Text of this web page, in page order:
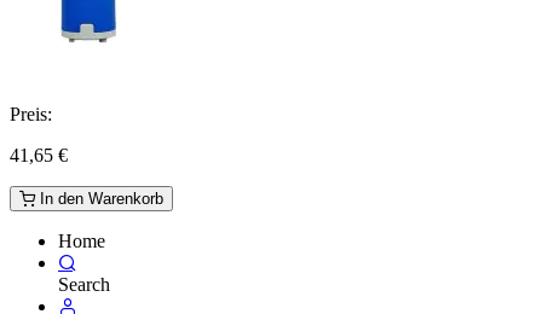
Preis:
41,65 €
In den Warenkorb
Home
Search